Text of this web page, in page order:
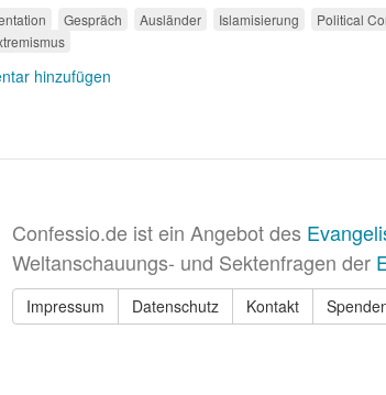
Gespräch Ausländer Islamisierung Political
hinzufügen
Confessio.de ist ein Angebot des
Weltanschauungs- und Sektenfragen der
Impressum Datenschutz Kontakt